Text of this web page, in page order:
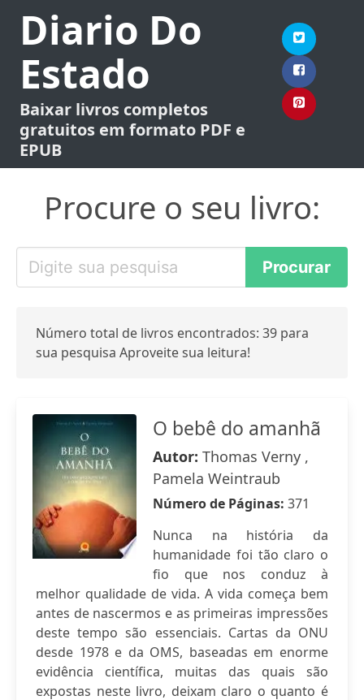
Diario Do
Estado
Baixar livros completos
gratuitos em formato PDF e
EPUB
Procure o seu livro:
Número total de livros encontrados: 39 para
sua pesquisa Aproveite sua leitura!
O bebê do amanhã
Autor: Thomas Verny ,
Pamela Weintraub
Número de Páginas: 371
Nunca na história da
humanidade foi tão claro o
fio que nos conduz à
melhor qualidade de vida. A vida começa bem
antes de nascermos e as primeiras impressões
deste tempo são essenciais. Cartas da ONU
desde 1978 e da OMS, baseadas em enorme
evidência científica, muitas das quais são
expostas neste livro, deixam claro o quanto é